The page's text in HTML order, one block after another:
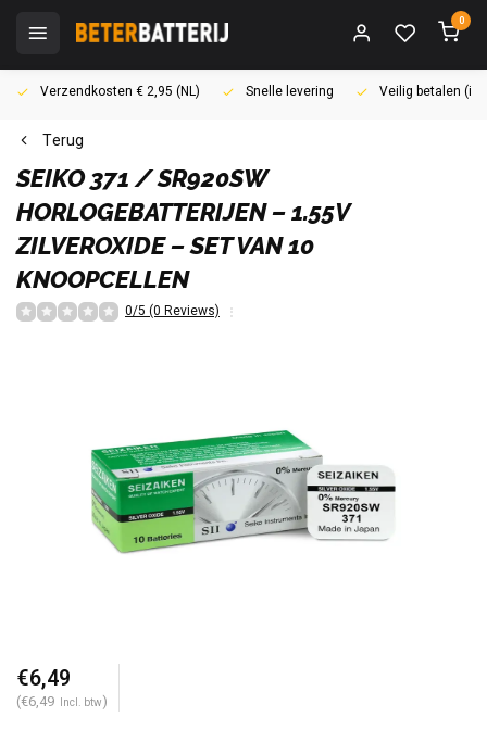
0
Verzendkosten € 2,95 (NL) Snelle levering Veilig betalen
Terug
SEIKO 371 / SR920SW
HORLOGEBATTERIJEN – 1.55V
ZILVEROXIDE – SET VAN 10
KNOOPCELLEN
0/5 (0 Reviews)
€6,49
(€6,49 Incl. btw)